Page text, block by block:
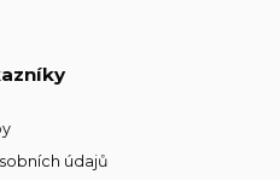
údajů